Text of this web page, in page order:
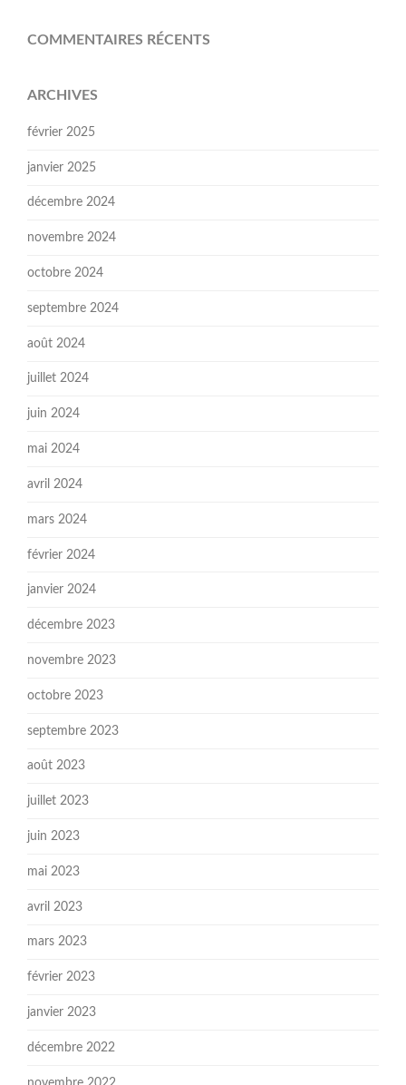
COMMENTAIRES RÉCENTS
ARCHIVES
février 2025
janvier 2025
décembre 2024
novembre 2024
octobre 2024
septembre 2024
août 2024
juillet 2024
juin 2024
mai 2024
avril 2024
mars 2024
février 2024
janvier 2024
décembre 2023
novembre 2023
octobre 2023
septembre 2023
août 2023
juillet 2023
juin 2023
mai 2023
avril 2023
mars 2023
février 2023
janvier 2023
décembre 2022